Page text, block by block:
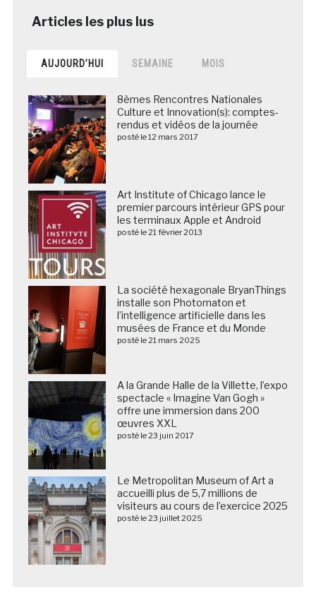
AUJOURD’HUI SEMAINE MOIS
8èmes Rencontres Nationales
Culture et Innovation(s): comptes-
rendus et vidéos de la journée
posté le 12 mars 2017
Art Institute of Chicago lance le
premier parcours intérieur GPS pour
les terminaux Apple et Android
posté le 21 février 2013
La société hexagonale BryanThings
installe son Photomaton et
l’intelligence artificielle dans les
musées de France et du Monde
posté le 21 mars 2025
A la Grande Halle de la Villette, l’expo
spectacle « Imagine Van Gogh »
offre une immersion dans 200
œuvres XXL
posté le 23 juin 2017
Le Metropolitan Museum of Art a
accueilli plus de 5,7 millions de
visiteurs au cours de l’exercice 2025
posté le 23 juillet 2025